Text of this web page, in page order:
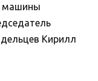
машины
Кирилл